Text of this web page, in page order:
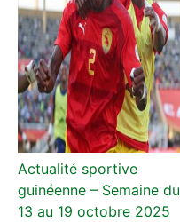
Actualité sportive
guinéenne – Semaine du
13 au 19 octobre 2025